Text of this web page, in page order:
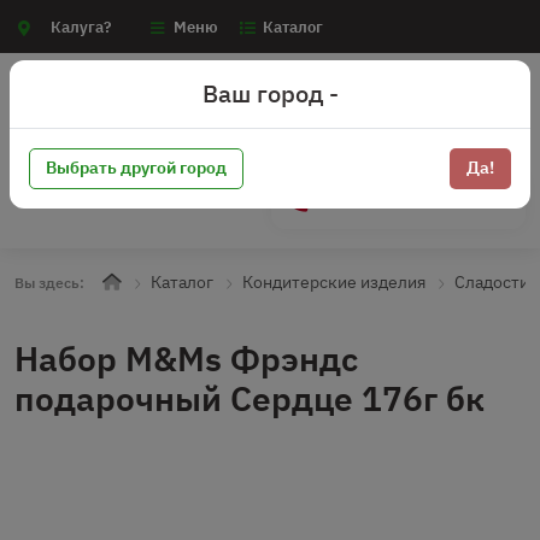
Калуга? Меню Каталог
Вы здесь: Каталог Кондитерские изделия Сладости
Набор M&Ms Фрэндс
подарочный Сердце 176г бк
Ваш город -
Выбрать другой город Да!